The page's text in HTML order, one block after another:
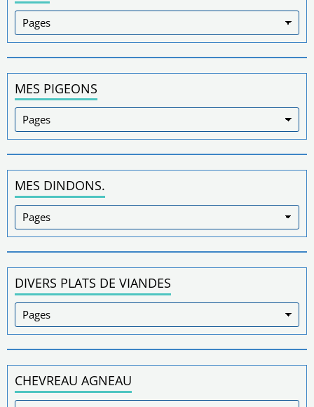
MES PIGEONS
MES DINDONS.
DIVERS PLATS DE VIANDES
CHEVREAU AGNEAU